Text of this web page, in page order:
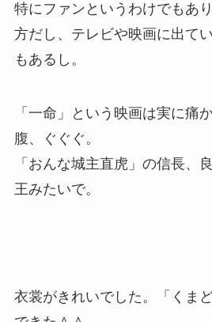
特にファンというわけでもあ
方だし、テレビや映画に出て
もあるし。
「一命」という映画は実に痛
腹、ぐぐぐ。
「おんな城主直虎」の信長、
王みたいで。
衣裳がきれいでした。「くま